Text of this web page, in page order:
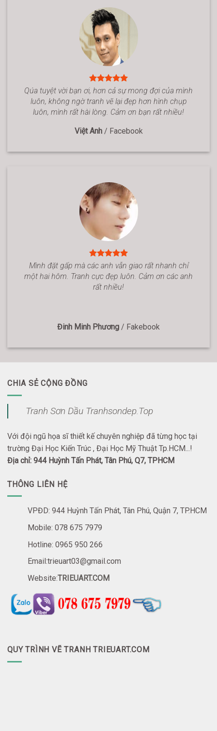
Qúa tuyệt vời bạn ơi, hơn cả sự mong đợi của mình
luôn, không ngờ tranh vẽ lại đẹp hơn hình chụp
luôn, mình rất hài lòng. Cảm ơn bạn rất nhiều!
Việt Anh / Facebook
Mình đặt gấp mà các anh vẫn giao rất nhanh chỉ
một hai hôm. Tranh cực đẹp luôn. Cảm ơn các anh
rất nhiều!
Đinh Minh Phương / Fakebook
CHIA SẺ CỘNG ĐỒNG
Tranh Sơn Dầu Tranhsondep.Top
Với đội ngũ họa sĩ thiết kế chuyên nghiệp đã từng học tại
trường Đại Học Kiến Trúc , Đại Học Mỹ Thuật Tp.HCM...!
Địa chỉ: 944 Huỳnh Tấn Phát, Tân Phú, Q7, TPHCM
THÔNG LIÊN HỆ
VPĐD: 944 Huỳnh Tấn Phát, Tân Phú, Quận 7, TP.HCM
Mobile: 078 675 7979
Hotline: 0965 950 266
Email:trieuart03@gmail.com
Website:TRIEUART.COM
QUY TRÌNH VẼ TRANH TRIEUART.COM